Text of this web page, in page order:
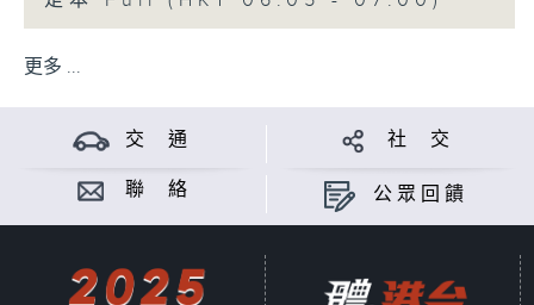
更多 ...
交 通 社 交
聯 絡 公眾回饋